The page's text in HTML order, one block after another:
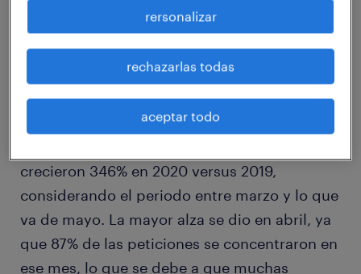
Primero, es importante que sepas que de
acuerdo a cifras de Randstad, desde el inicio
de la crisis en Chile, las solicitudes para la
crecieron 346% en 2020 versus 2019,
considerando el periodo entre marzo y lo que
va de mayo. La mayor alza se dio en abril, ya
que 87% de las peticiones se concentraron en
ese mes, lo que se debe a que muchas
rersonalizar
rechazarlas todas
aceptar todo